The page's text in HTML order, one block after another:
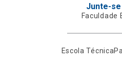
Junte-se
Faculdade
Escola Técnica